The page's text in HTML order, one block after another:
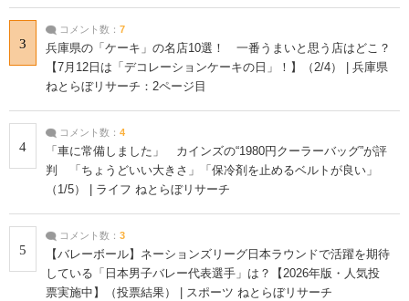
3
コメント数： 7
兵庫県の「ケーキ」の名店10選！ 一番うまいと思う店はどこ？
【7月12日は「デコレーションケーキの日」！】（2/4） | 兵庫県
ねとらぼリサーチ：2ページ目
4
コメント数： 4
「車に常備しました」 カインズの“1980円クーラーバッグ”が評
判 「ちょうどいい大きさ」「保冷剤を止めるベルトが良い」
（1/5） | ライフ ねとらぼリサーチ
5
コメント数： 3
【バレーボール】ネーションズリーグ日本ラウンドで活躍を期待
している「日本男子バレー代表選手」は？【2026年版・人気投
票実施中】（投票結果） | スポーツ ねとらぼリサーチ